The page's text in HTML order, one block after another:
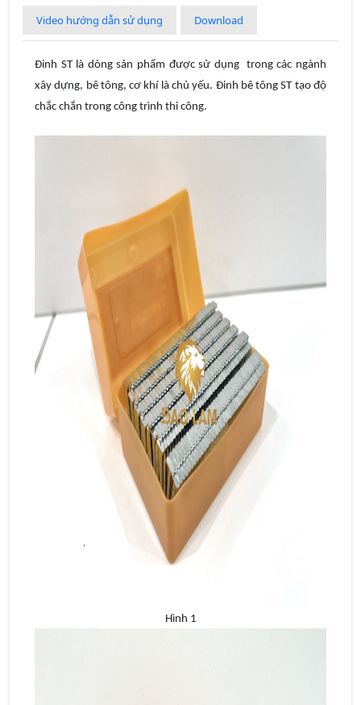
Video hướng dẫn sử dụng Download
Đinh ST là dòng sản phẩm được sử dụng trong các ngành
xây dựng, bê tông, cơ khí là chủ yếu. Đinh bê tông ST tạo độ
chắc chắn trong công trình thi công.
Hình 1